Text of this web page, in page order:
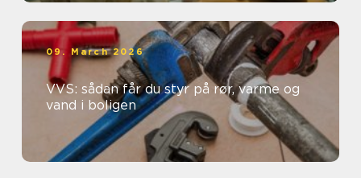
09. March 2026
VVS: sådan får du styr på rør, varme og
vand i boligen